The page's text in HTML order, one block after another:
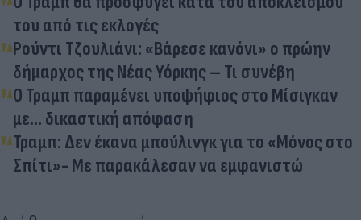
του από τις εκλογές
Ρούντι Τζουλιάνι: «Βάρεσε κανόνι» ο πρώην
δήμαρχος της Νέας Υόρκης – Τι συνέβη
Ο Τραμπ παραμένει υποψήφιος στο Μίσιγκαν
με... δικαστική απόφαση
Τραμπ: Δεν έκανα μπούλινγκ για το «Μόνος στο
Σπίτι»- Με παρακάλεσαν να εμφανιστώ